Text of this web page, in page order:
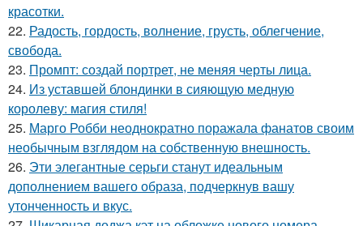
красотки.
22. Радость, гордость, волнение, грусть, облегчение,
свобода.
23. Промпт: создай портрет, не меняя черты лица.
24. Из уставшей блондинки в сияющую медную
королеву: магия стиля!
25. Марго Робби неоднократно поражала фанатов своим
необычным взглядом на собственную внешность.
26. Эти элегантные серьги станут идеальным
дополнением вашего образа, подчеркнув вашу
утонченность и вкус.